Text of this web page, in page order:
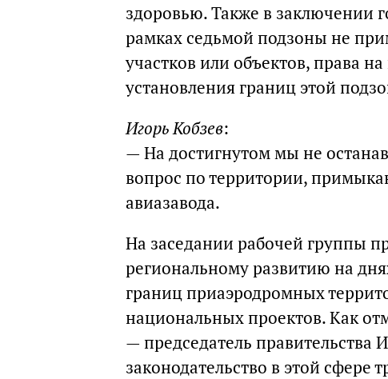
здоровью. Также в заключении
рамках седьмой подзоны не
участков или объектов, права
установления границ этой
Игорь Кобзев:
— На достигнутом мы не
вопрос по территории,
авиазавода.
На заседании рабочей группы
региональному развитию на
границ приаэродромных
национальных проектов. Как
— председатель правительства
законодательство в этой